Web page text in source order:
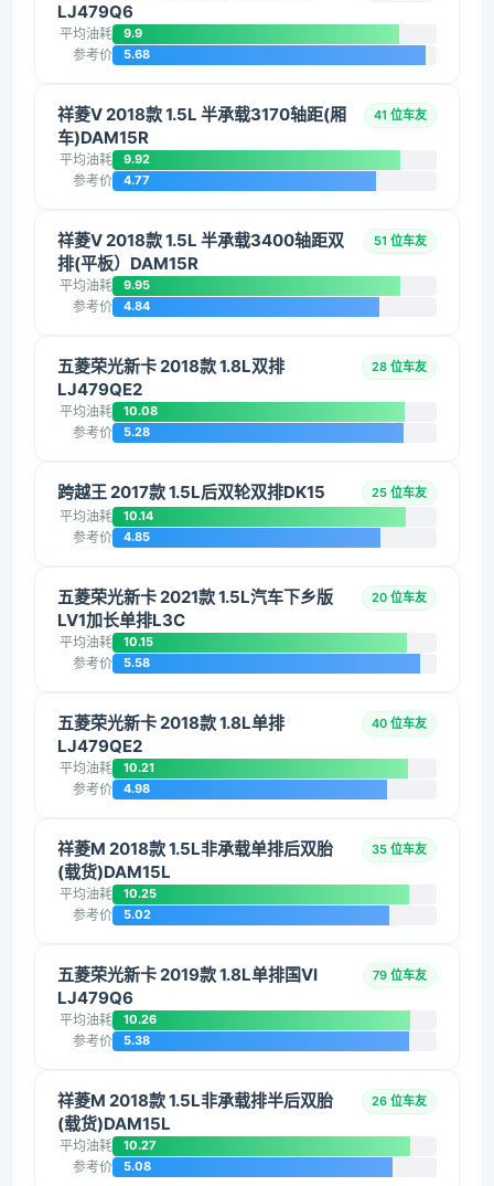
LJ479Q6
平均油耗 9.9
参考价 5.68
祥菱V 2018款 1.5L 半承载3170轴距(厢
车)DAM15R
41 位车友
平均油耗 9.92
参考价 4.77
祥菱V 2018款 1.5L 半承载3400轴距双
排(平板）DAM15R
51 位车友
平均油耗 9.95
参考价 4.84
五菱荣光新卡 2018款 1.8L双排
LJ479QE2
28 位车友
平均油耗 10.08
参考价 5.28
跨越王 2017款 1.5L后双轮双排DK15 25 位车友
平均油耗 10.14
参考价 4.85
五菱荣光新卡 2021款 1.5L汽车下乡版
LV1加长单排L3C
20 位车友
平均油耗 10.15
参考价 5.58
五菱荣光新卡 2018款 1.8L单排
LJ479QE2
40 位车友
平均油耗 10.21
参考价 4.98
祥菱M 2018款 1.5L非承载单排后双胎
(载货)DAM15L
35 位车友
平均油耗 10.25
参考价 5.02
五菱荣光新卡 2019款 1.8L单排国VI
LJ479Q6
79 位车友
平均油耗 10.26
参考价 5.38
祥菱M 2018款 1.5L非承载排半后双胎
(载货)DAM15L
26 位车友
平均油耗 10.27
参考价 5.08